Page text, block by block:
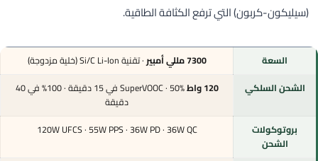
(سيليكون-كربون) التي ترفع الكثافة الطاقية.
السعة 7300 مللي أمبير
· تقنية Si/C Li-Ion (خلية مزدوجة)
الشحن السلكي
120 واط
SuperVOOC · 50% في 15 دقيقة · 100% في 40
دقيقة
بروتوكولات
الشحن
120W UFCS · 55W PPS · 36W PD · 36W QC